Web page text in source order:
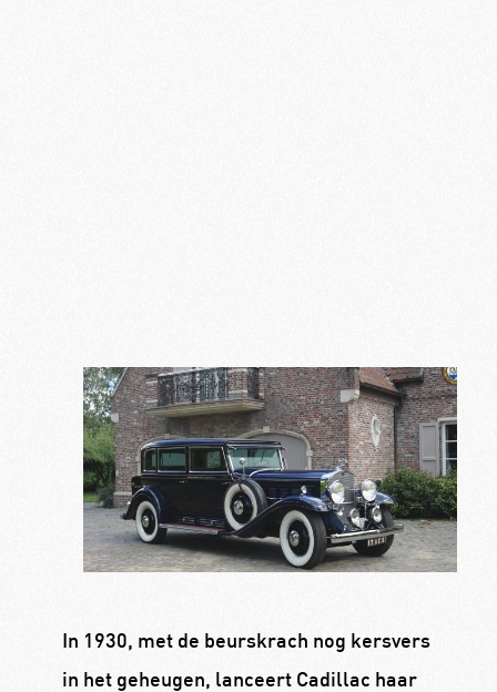
In 1930, met de beurskrach nog kersvers
in het geheugen, lanceert Cadillac haar